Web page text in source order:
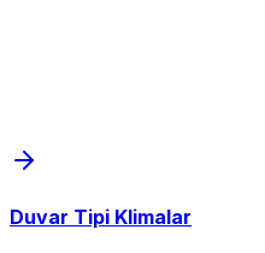
Duvar Tipi Klimalar